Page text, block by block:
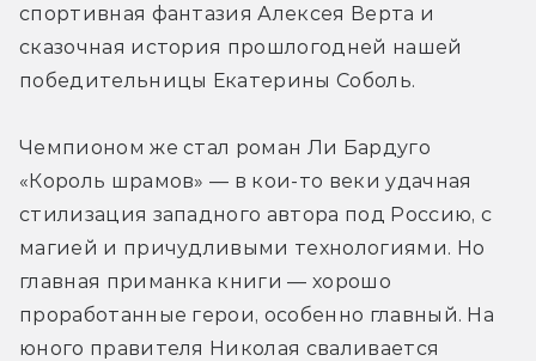
спортивная фантазия Алексея Верта и
сказочная история прошлогодней нашей
победительницы Екатерины Соболь.
Чемпионом же стал роман Ли Бардуго
«Король шрамов» — в кои-то веки удачная
стилизация западного автора под Россию, с
магией и причудливыми технологиями. Но
главная приманка книги — хорошо
проработанные герои, особенно главный. На
юного правителя Николая сваливается